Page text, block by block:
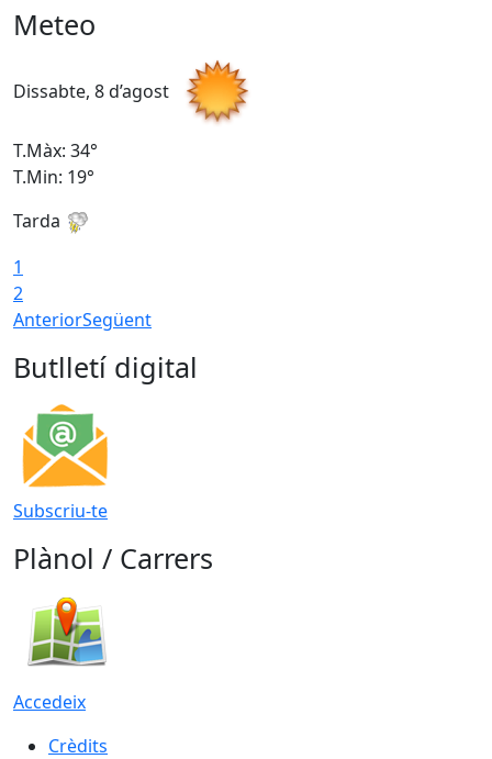
Meteo
Dissabte, 8 d’agost
T.Màx: 34°
T.Min: 19°
Tarda
1
2
AnteriorSegüent
Butlletí digital
Subscriu-te
Plànol / Carrers
Accedeix
Crèdits